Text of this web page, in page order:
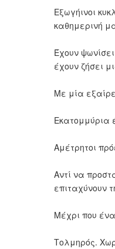
Εξωγήινοι
καθημερινή
Έχουν
έχουν ζήσει
Με μία
Εκατομμύρια
Αμέτρητοι
Αντί να
επιταχύνουν
Μέχρι που
Τολμηρός.